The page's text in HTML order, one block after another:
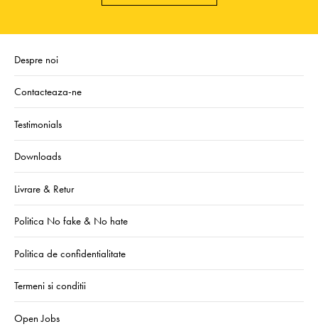
Despre noi
Contacteaza-ne
Testimonials
Downloads
Livrare & Retur
Politica No fake & No hate
Politica de confidentialitate
Termeni si conditii
Open Jobs